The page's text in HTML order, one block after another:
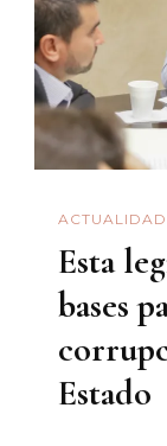
ACTUALIDAD
Esta
bases
Estado